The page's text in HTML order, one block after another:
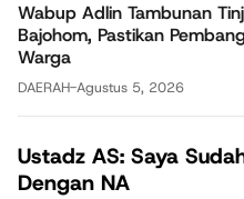
Wabup Adlin Tambunan
Bajohom, Pastikan
Warga
DAERAH-Agustus 5, 2026
Ustadz AS: Saya
Dengan NA